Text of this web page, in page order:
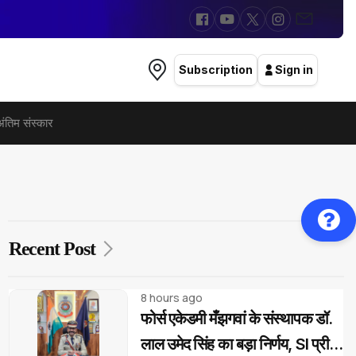
Subscription Sign in
संस्कार
Recent Post
8 hours ago
फोर्स एकेडमी मँझगवां के संस्थापक डॉ.
लाल उमेद सिंह का बड़ा निर्णय, SI प्री